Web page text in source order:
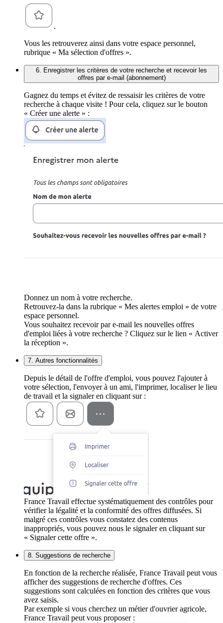
.
Vous les retrouverez ainsi dans votre espace personnel,
rubrique « Ma sélection d'offres ».
6. Enregistrer les critères de votre recherche et recevoir les
offres par e-mail (abonnement)
Gagnez du temps et évitez de ressaisir les critères de votre
recherche à chaque visite ! Pour cela, cliquez sur le bouton
« Créer une alerte » :
Donnez un nom à votre recherche.
Retrouvez-la dans la rubrique « Mes alertes emploi » de votre
espace personnel.
Vous souhaitez recevoir par e-mail les nouvelles offres
d'emploi liées à votre recherche ? Cliquez sur le lien « Activer
la réception ».
7. Autres fonctionnalités
Depuis le détail de l'offre d'emploi, vous pouvez l'ajouter à
votre sélection, l'envoyer à un ami, l'imprimer, localiser le lieu
de travail et la signaler en cliquant sur :
France Travail effectue systématiquement des contrôles pour
vérifier la légalité et la conformité des offres diffusées. Si
malgré ces contrôles vous constatez des contenus
inappropriés, vous pouvez nous le signaler en cliquant sur
« Signaler cette offre ».
8. Suggestions de recherche
En fonction de la recherche réalisée, France Travail peut vous
afficher des suggestions de recherche d'offres. Ces
suggestions sont calculées en fonction des critères que vous
avez saisis.
Par exemple si vous cherchez un métier d'ouvrier agricole,
France Travail peut vous proposer :